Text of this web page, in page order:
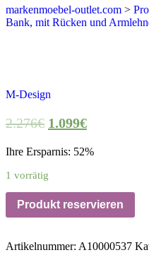
markenmoebel-outlet.com >
Bank, mit Rücken und
M-Design
2.276€ 1.099€
Ihre Ersparnis: 52%
1 vorrätig
Produkt reservieren
Artikelnummer: A10000537